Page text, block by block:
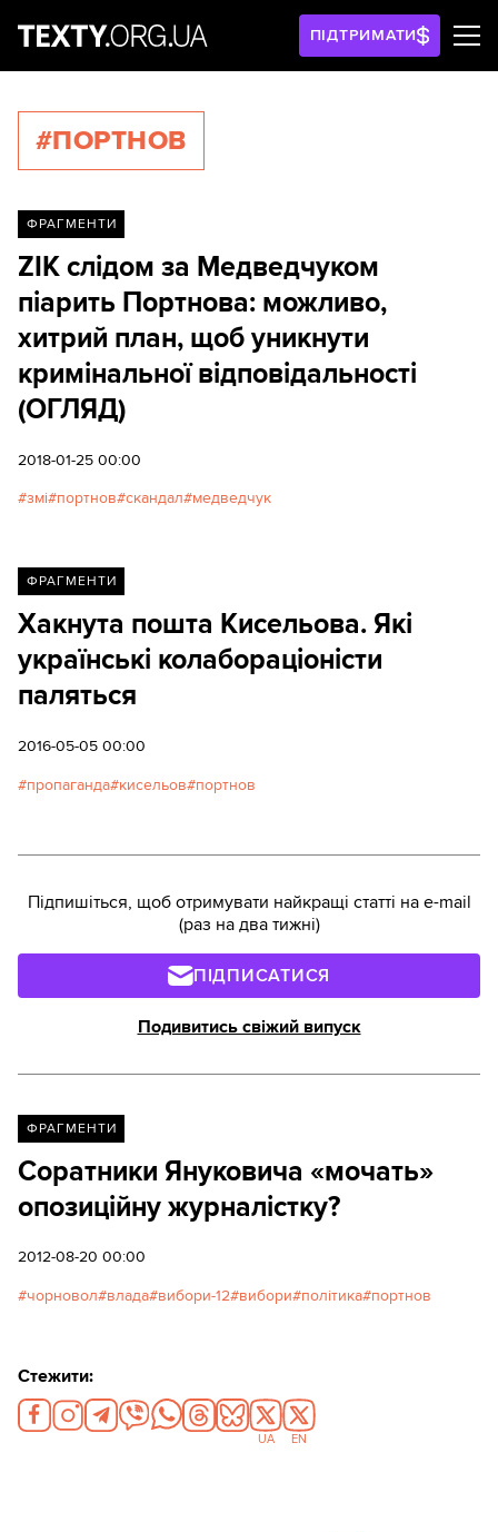
ПІДТРИМАТИ
#ПОРТНОВ
ФРАГМЕНТИ
ZIK слідом за Медведчуком
піарить Портнова: можливо,
хитрий план, щоб уникнути
кримінальної відповідальності
(ОГЛЯД)
2018-01-25 00:00
змі портнов скандал медведчук
ФРАГМЕНТИ
Хакнута пошта Кисельова. Які
українські колабораціоністи
паляться
2016-05-05 00:00
пропаганда кисельов портнов
Підпишіться, щоб отримувати найкращі статті на e-mail
(раз на два тижні)
ПІДПИСАТИСЯ
Подивитись свіжий випуск
ФРАГМЕНТИ
Соратники Януковича «мочать»
опозиційну журналістку?
2012-08-20 00:00
чорновол влада вибори-12 вибори політика портнов
Стежити:
UA EN